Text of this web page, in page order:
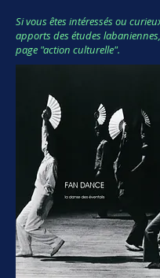
Si vous êtes intéressés ou
apports des études
page "action culturelle".